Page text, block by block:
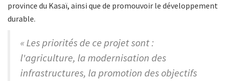
province du Kasaï, ainsi que de promouvoir le développement
durable.
« Les priorités de ce projet sont :
l'agriculture, la modernisation des
infrastructures, la promotion des objectifs